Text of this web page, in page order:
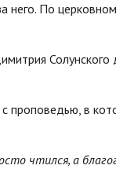
По
Солунского
проповедью, в
чтился, а